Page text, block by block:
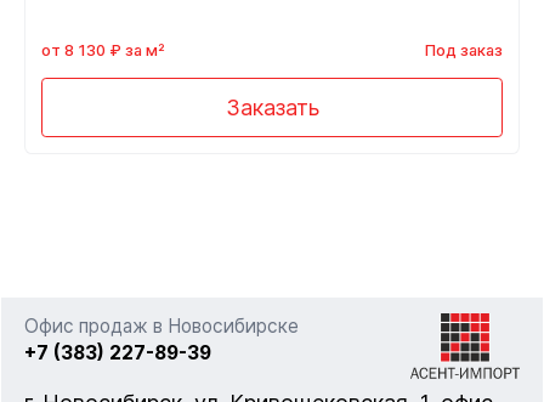
от 8 130 ₽ за м² Под заказ
Заказать
Офис продаж в Новосибирске
+7 (383) 227-89-39